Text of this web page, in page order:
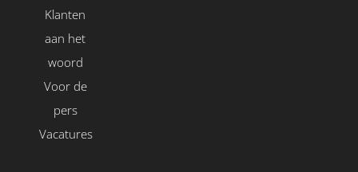
Klanten
aan het
woord
Voor de
pers
Vacatures